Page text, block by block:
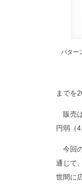
パター
までを
販売
円弱（
今回
通じて
世間に